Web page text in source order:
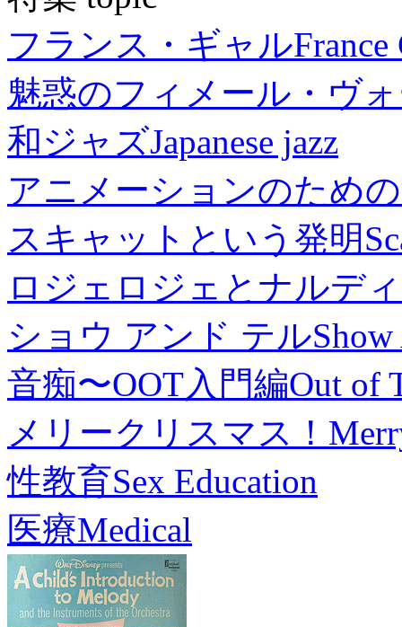
フランス・ギャルFrance
魅惑のフィメール・ヴ
和ジャズJapanese jazz
アニメーションのため
スキャットという発明
ロジェロジェとナルデ
ショウ アンド テル
音痴〜OOT入門編Out of
メリークリスマス！
性教育Sex Education
医療Medical